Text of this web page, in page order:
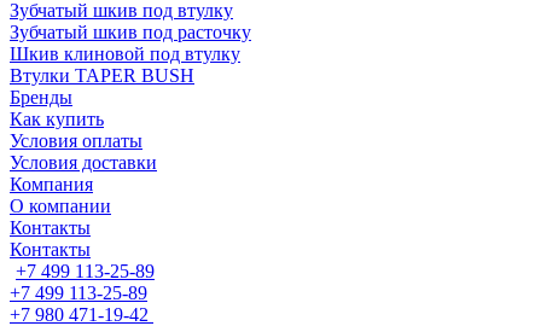
Зубчатый шкив под втулку
Зубчатый шкив под расточку
Шкив клиновой под втулку
Втулки TAPER BUSH
Бренды
Как купить
Условия оплаты
Условия доставки
Компания
О компании
Контакты
Контакты
+7 499 113-25-89
+7 499 113-25-89
+7 980 471-19-42